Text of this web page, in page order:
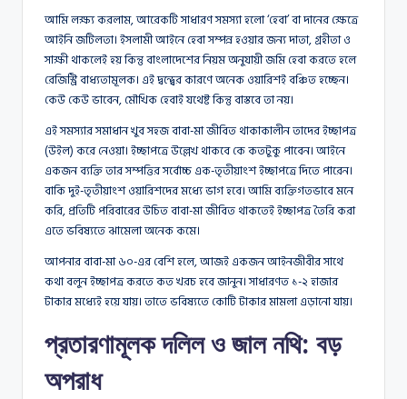
আমি লক্ষ্য করলাম, আরেকটি সাধারণ সমস্যা হলো ‘হেবা’ বা দানের ক্ষেত্রে
আইনি জটিলতা। ইসলামী আইনে হেবা সম্পন্ন হওয়ার জন্য দাতা, গ্রহীতা ও
সাক্ষী থাকলেই হয় কিন্তু বাংলাদেশের নিয়ম অনুযায়ী জমি হেবা করতে হলে
রেজিস্ট্রি বাধ্যতামূলক। এই দ্বন্দ্বের কারণে অনেক ওয়ারিশই বঞ্চিত হচ্ছেন।
কেউ কেউ ভাবেন, মৌখিক হেবাই যথেষ্ট কিন্তু বাস্তবে তা নয়।
এই সমস্যার সমাধান খুব সহজ বাবা-মা জীবিত থাকাকালীন তাদের ইচ্ছাপত্র
(উইল) করে নেওয়া। ইচ্ছাপত্রে উল্লেখ থাকবে কে কতটুকু পাবেন। আইনে
একজন ব্যক্তি তার সম্পত্তির সর্বোচ্চ এক-তৃতীয়াংশ ইচ্ছাপত্রে দিতে পারেন।
বাকি দুই-তৃতীয়াংশ ওয়ারিশদের মধ্যে ভাগ হবে। আমি ব্যক্তিগতভাবে মনে
করি, প্রতিটি পরিবারের উচিত বাবা-মা জীবিত থাকতেই ইচ্ছাপত্র তৈরি করা
এতে ভবিষ্যতে ঝামেলা অনেক কমে।
আপনার বাবা-মা ৬০-এর বেশি হলে, আজই একজন আইনজীবীর সাথে
কথা বলুন ইচ্ছাপত্র করতে কত খরচ হবে জানুন। সাধারণত ১-২ হাজার
টাকার মধ্যেই হয়ে যায়। তাতে ভবিষ্যতে কোটি টাকার মামলা এড়ানো যায়।
প্রতারণামূলক দলিল ও জাল নথি: বড়
অপরাধ